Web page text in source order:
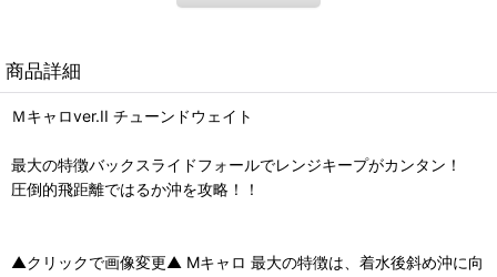
商品詳細
Ｍキャロver.II チューンドウェイト
最大の特徴バックスライドフォールでレンジキープがカンタン！
圧倒的飛距離ではるか沖を攻略！！
▲クリックで画像変更▲ Mキャロ 最大の特徴は、着水後斜め沖に向